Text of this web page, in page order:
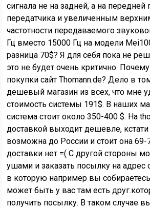
сигнала не на задней, а на передней
передатчика и увеличенным
частотности передаваемого
Гц вместо 15000 Гц на модели
разница 70$? Я для себя пока не
это не будет очень критично.
покупки сайт Thomann.de? Дело в
дешевый магазин из всех, что мне
стоимость системы 191$. В наших
система стоит около 350-400 $. На
доставкой выходит дешевле, кстати
возможна до России и стоит она 69-
доставки нет =( С другой стороны
ушами и заказать посылку на адрес
в которую например вы
может быть у вас там есть
получить посылку. В таком случае